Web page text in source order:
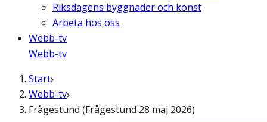
Riksdagens byggnader och konst
Arbeta hos oss
Webb-tv
Webb-tv
Start
Webb-tv
Frågestund (Frågestund 28 maj 2026)